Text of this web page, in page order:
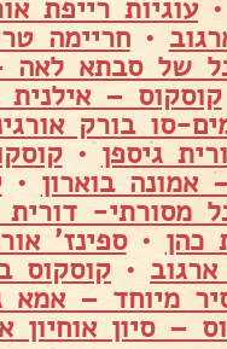
•עוגיות רייפת
•חריימה
של סבתא
קוסקוס – אילנית
סו בורק
גיספן •
אמונה בוארון •
מסורתי-
כהן •ספינז'
• קוסקוס
מיוחד – אמא
– סיון אוחיון